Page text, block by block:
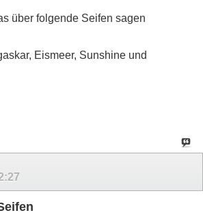
über folgende Seifen sagen
Eismeer, Sunshine und